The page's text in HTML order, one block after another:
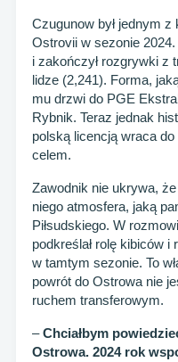
Czugunow był jednym
Ostrovii w sezonie 2024.
i zakończył rozgrywki z
lidze (2,241). Forma,
mu drzwi do PGE
Rybnik. Teraz jednak
polską licencją wraca
celem.
Zawodnik nie ukrywa,
niego atmosfera, jaką
Piłsudskiego. W
podkreślał rolę kibiców i
w tamtym sezonie. To
powrót do Ostrowa nie
ruchem transferowym.
–Chciałbym
Ostrowa. 2024 rok